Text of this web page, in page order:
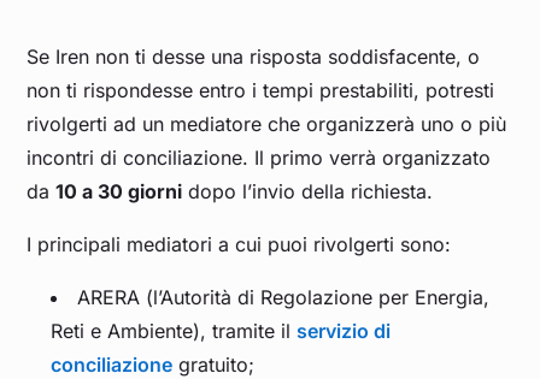
Se Iren non ti desse una risposta soddisfacente, o
non ti rispondesse entro i tempi prestabiliti, potresti
rivolgerti ad un mediatore che organizzerà uno o più
incontri di conciliazione. Il primo verrà organizzato
da10 a 30 giorni dopo l’invio della richiesta.
I principali mediatori a cui puoi rivolgerti sono:
ARERA (l’Autorità di Regolazione per Energia,
Reti e Ambiente), tramite il servizio di
conciliazione gratuito;